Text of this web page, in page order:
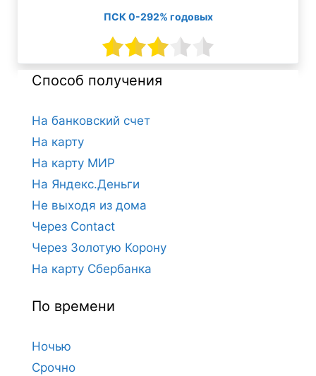
ПСК 0-292% годовых
Способ получения
На банковский счет
На карту
На карту МИР
На Яндекс.Деньги
Не выходя из дома
Через Contact
Через Золотую Корону
На карту Сбербанка
По времени
Ночью
Срочно